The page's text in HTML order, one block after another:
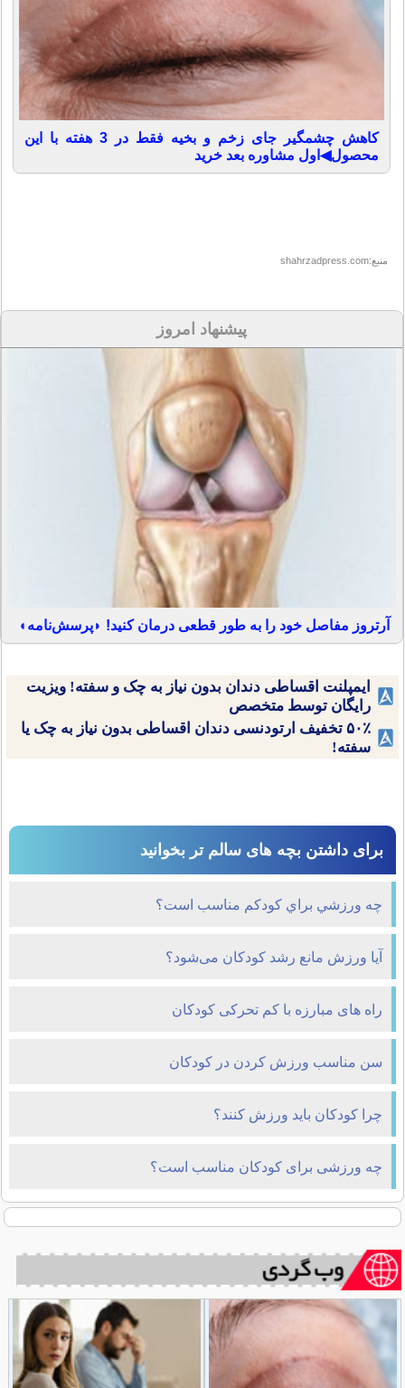
کاهش چشمگیر جای زخم و بخیه فقط در 3 هفته با این
محصول◀اول مشاوره بعد خرید
منبع:shahrzadpress.com
پیشنهاد امروز
آرتروز مفاصل خود را به طور قطعی درمان کنید! ◗پرسش‌نامه◖
ایمپلنت اقساطی دندان بدون نیاز به چک و سفته! ویزیت
رایگان توسط متخصص
۵۰٪ تخفیف ارتودنسی دندان اقساطی بدون نیاز به چک یا
سفته!
برای داشتن بچه های سالم تر بخوانید
چه ورزشي براي كودكم مناسب است؟
آیا ورزش مانع رشد کودکان می‌شود؟
راه های مبارزه با کم تحرکی کودکان
سن مناسب ورزش کردن در کودکان
چرا کودکان باید ورزش کنند؟
چه ورزشی برای کودکان مناسب است؟